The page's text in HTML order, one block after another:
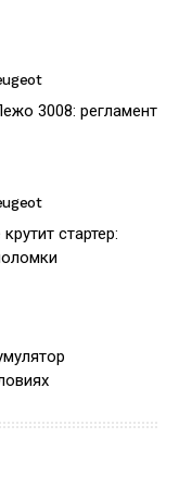
3008: регламент
стартер: